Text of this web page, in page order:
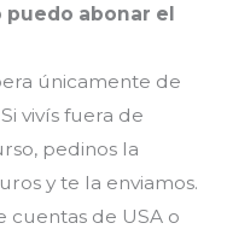
puedo abonar el
únicamente de
vivís fuera de
pedinos la
y te la enviamos.
cuentas de USA o